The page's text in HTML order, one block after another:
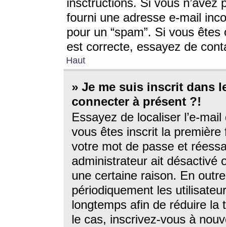
insctructions. Si vous n’avez
fourni une adresse e-mail
pour un “spam”. Si vous
est correcte, essayez de
Haut
» Je me suis inscrit dans
connecter à présent ?!
Essayez de localiser l’e-
vous êtes inscrit la première
votre mot de passe et
administrateur ait désactivé
une certaine raison. En
périodiquement les
longtemps afin de réduire la
le cas, inscrivez-vous à